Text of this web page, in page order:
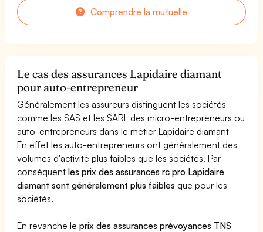
Comprendre la mutuelle
Le cas des assurances Lapidaire diamant
pour auto-entrepreneur
Généralement les assureurs distinguent les sociétés
comme les SAS et les SARL des micro-entrepreneurs ou
auto-entrepreneurs dans le métier Lapidaire diamant
En effet les auto-entrepreneurs ont généralement des
volumes d'activité plus faibles que les sociétés. Par
conséquentles prix des assurances rc pro Lapidaire
diamant sont généralement plus faibles que pour les
sociétés.
En revanche leprix des assurances prévoyances TNS